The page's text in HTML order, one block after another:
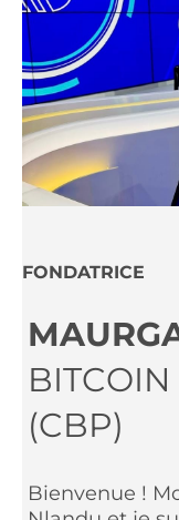
FONDATRICE
(CBP)
Bienvenue !